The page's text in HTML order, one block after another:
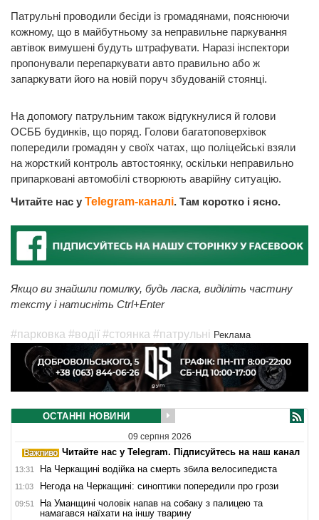
Патрульні проводили бесіди із громадянами, пояснюючи
кожному, що в майбутньому за неправильне паркування
автівок вимушені будуть штрафувати. Наразі інспектори
пропонували перепаркувати авто правильно або ж
запаркувати його на новій поруч збудованій стоянці.
На допомогу патрульним також відгукнулися й голови
ОСББ будинків, що поряд. Голови багатоповерхівок
попередили громадян у своїх чатах, що поліцейські взяли
на жорсткий контроль автостоянку, оскільки неправильно
припарковані автомобілі створюють аварійну ситуацію.
Читайте нас у Telegram-каналі. Там коротко і ясно.
Якщо ви знайшли помилку, будь ласка, виділіть частину
тексту і натисніть Ctrl+Enter
#парковка #водії #стоянка #патрульні Реклама
ОСТАННІ НОВИНИ
09 серпня 2026
Читайте нас у Telegram. Підписуйтесь на наш канал
13:31 На Черкащині водійка на смерть збила велосипедиста
11:03 Негода на Черкащині: синоптики попередили про грози
09:51
На Уманщині чоловік напав на собаку з палицею та
намагався наїхати на іншу тварину